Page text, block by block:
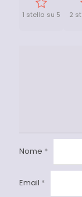
1 stella su 5 2
Nome *
Email *